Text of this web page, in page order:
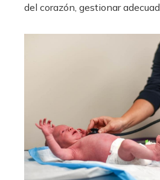
del corazón, gestionar